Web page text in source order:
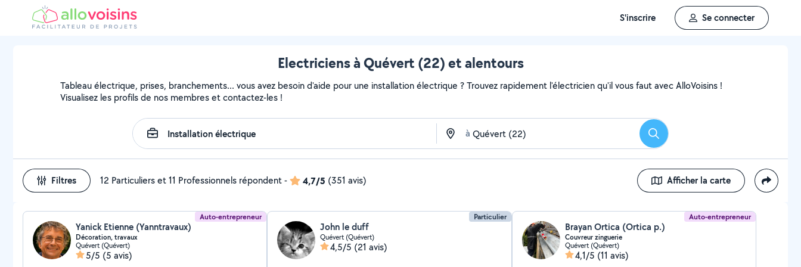
S'inscrire Se connecter
Electriciens à Quévert (22) et alentours
Tableau électrique, prises, branchements... vous avez besoin d'aide pour une installation électrique ? Trouvez rapidement l'électricien qu'il vous faut avec AlloVoisins !
Visualisez les profils de nos membres et contactez-les !
à Rechercher
Filtres 12 Particuliers et 11 Professionnels répondent- 4,7/5 (351 avis) Afficher la carte
Auto-entrepreneur
Yanick Etienne (Yanntravaux)
Décoration, travaux
Quévert (Quévert)
5/5 (5 avis)
Particulier
John le duff
Quévert (Quévert)
4,5/5 (21 avis)
Auto-entrepreneur
Brayan Ortica (Ortica p.)
Couvreur zinguerie
Quévert (Quévert)
4,1/5 (11 avis)